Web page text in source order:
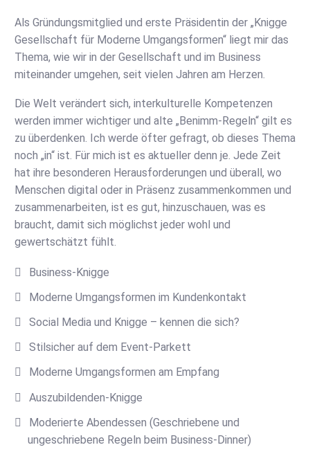
Als Gründungsmitglied und erste Präsidentin der „Knigge
Gesellschaft für Moderne Umgangsformen“ liegt mir das
Thema, wie wir in der Gesellschaft und im Business
miteinander umgehen, seit vielen Jahren am Herzen.
Die Welt verändert sich, interkulturelle Kompetenzen
werden immer wichtiger und alte „Benimm-Regeln“ gilt es
zu überdenken. Ich werde öfter gefragt, ob dieses Thema
noch „in“ ist. Für mich ist es aktueller denn je. Jede Zeit
hat ihre besonderen Herausforderungen und überall, wo
Menschen digital oder in Präsenz zusammenkommen und
zusammenarbeiten, ist es gut, hinzuschauen, was es
braucht, damit sich möglichst jeder wohl und
gewertschätzt fühlt.
Business-Knigge
Moderne Umgangsformen im Kundenkontakt
Social Media und Knigge – kennen die sich?
Stilsicher auf dem Event-Parkett
Moderne Umgangsformen am Empfang
Auszubildenden-Knigge
Moderierte Abendessen (Geschriebene und
ungeschriebene Regeln beim Business-Dinner)